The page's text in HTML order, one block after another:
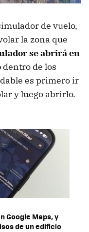
de vuelo,
la zona que
se abrirá en
dentro de los
es primero ir
y luego abrirlo.
Google Maps, y
de un edificio